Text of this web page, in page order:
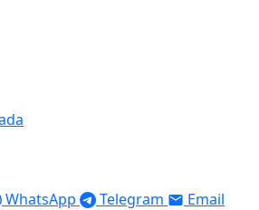
WhatsApp Telegram Email